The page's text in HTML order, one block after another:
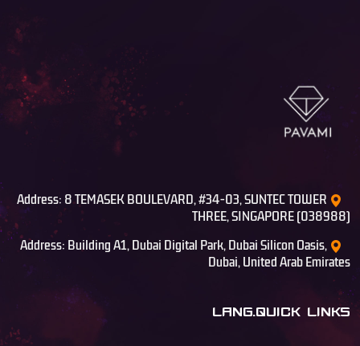
Address: 8 TEMASEK BOULEVARD, #34-03, SUNTEC TOWER
THREE, SINGAPORE (038988)
Address: Building A1, Dubai Digital Park, Dubai Silicon Oasis,
Dubai, United Arab Emirates
LANG.QUICK LINKS